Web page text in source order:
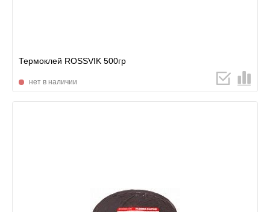
Термоклей ROSSVIK 500гр
нет в наличии